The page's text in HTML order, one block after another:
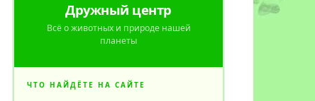
Дружный центр
Всё о животных и природе нашей
планеты
ЧТО НАЙДЁТЕ НА САЙТЕ